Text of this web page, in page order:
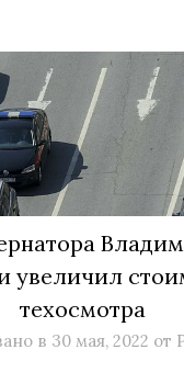
увеличил
техосмотра
в 30 мая, 2022 от